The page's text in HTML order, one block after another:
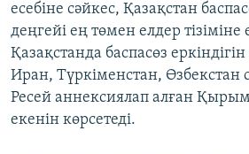
есебіне сәйкес, Қазақстан
деңгейі ең төмен елдер тізіміне
Қазақстанда баспасөз
Иран, Түркіменстан, Өзбекстан
Ресей аннексиялап алған
екенін көрсетеді.